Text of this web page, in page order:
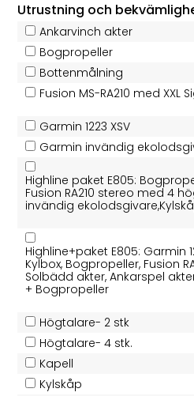
Utrustning och
Ankarvinch akter
Bogpropeller
Bottenmålning
Fusion MS-RA210 med XXL
Garmin 1223 XSV
Garmin invändig
Highline paket E805:
Fusion RA210 stereo med 4
invändig
Highline+paket E805: Garmin
Kylbox, Bogpropeller, Fusion
Solbädd akter, Ankarspel
+ Bogpropeller
Högtalare- 2 stk
Högtalare- 4 stk.
Kapell
Kylskåp